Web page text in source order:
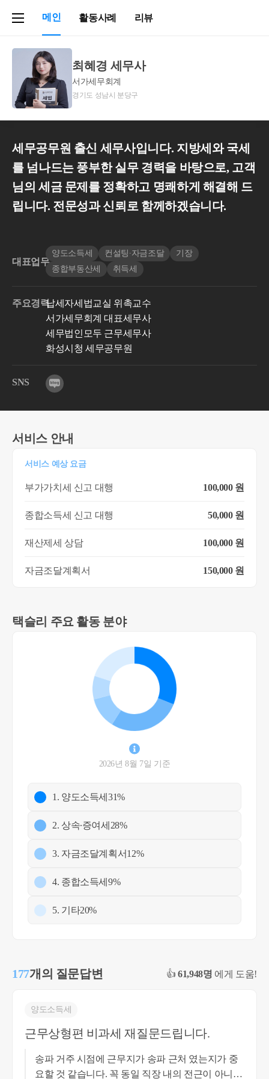
메인 활동사례 리뷰
최혜경 세무사
서가세무회계
경기도 성남시 분당구
세무공무원 출신 세무사입니다. 지방세와 국세
를 넘나드는 풍부한 실무 경력을 바탕으로, 고객
님의 세금 문제를 정확하고 명쾌하게 해결해 드
립니다. 전문성과 신뢰로 함께하겠습니다.
대표업무
양도소득세 컨설팅∙자금조달
기장
종합부동산세
취득세
주요경력납세자세법교실 위촉교수
서가세무회계 대표세무사
세무법인모두 근무세무사
화성시청 세무공무원
SNS
서비스 안내
서비스 예상 요금
부가가치세 신고 대행 100,000 원
종합소득세 신고 대행 50,000 원
재산제세 상담 100,000 원
자금조달계획서 150,000 원
택슬리 주요 활동 분야
2026년 8월 7일 기준
1. 양도소득세31%
2. 상속∙증여세 28%
3. 자금조달계획서12%
4. 종합소득세9%
5. 기타20%
177개의 질문답변 👍61,948명 에게 도움!
양도소득세
근무상형편 비과세 재질문드립니다.
송파 거주 시점에 근무지가 송파 근처 였는지가 중
요할 것 같습니다. 꼭 동일 직장 내의 전근이 아니더